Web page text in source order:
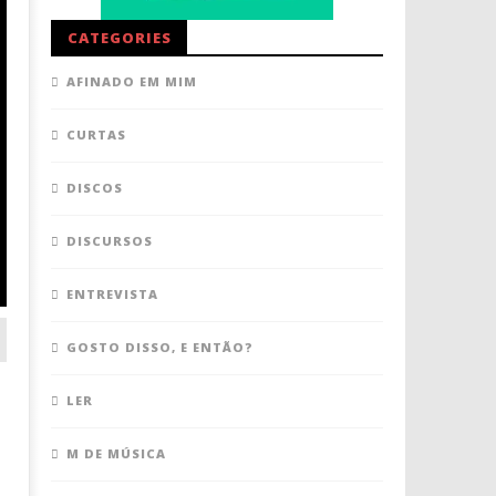
CATEGORIES
AFINADO EM MIM
CURTAS
DISCOS
DISCURSOS
ENTREVISTA
GOSTO DISSO, E ENTÃO?
LER
M DE MÚSICA